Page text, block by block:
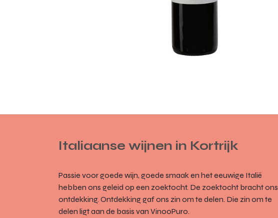
Italiaanse wijnen in Kortrijk
Passie voor goede wijn, goede smaak en het eeuwige Italië
hebben ons geleid op een zoektocht. De zoektocht bracht ons
ontdekking. Ontdekking gaf ons zin om te delen. Die zin om te
delen ligt aan de basis van VinooPuro.